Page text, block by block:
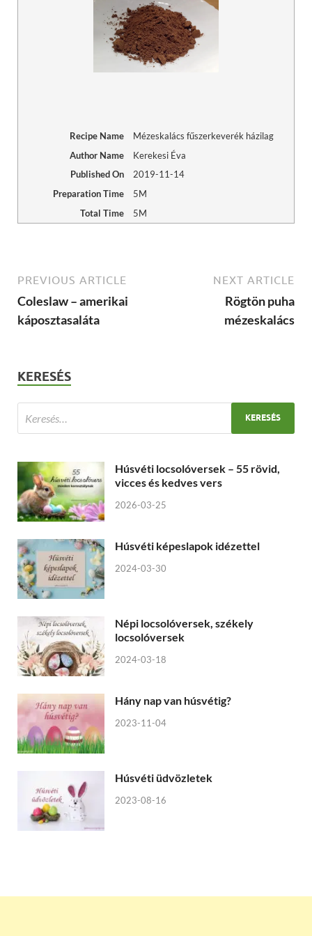
Recipe Name
Mézeskalács fűszerkeverék házilag
Author Name
Kerekesi Éva
Published On
2019-11-14
Preparation Time
5M
Total Time
5M
PREVIOUS ARTICLE
Coleslaw – amerikai
káposztasaláta
NEXT ARTICLE
Rögtön puha
mézeskalács
KERESÉS
Húsvéti locsolóversek – 55 rövid,
vicces és kedves vers
2026-03-25
Húsvéti képeslapok idézettel
2024-03-30
Népi locsolóversek, székely
locsolóversek
2024-03-18
Hány nap van húsvétig?
2023-11-04
Húsvéti üdvözletek
2023-08-16